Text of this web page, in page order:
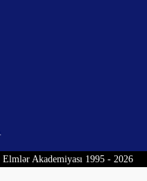
Akademiyası 1995 - 2026